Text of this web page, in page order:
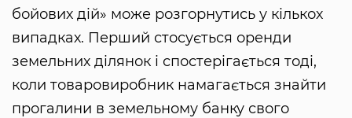
бойових дій» може розгорнутись у кількох
випадках. Перший стосується оренди
земельних ділянок і спостерігається тоді,
коли товаровиробник намагається знайти
прогалини в земельному банку свого